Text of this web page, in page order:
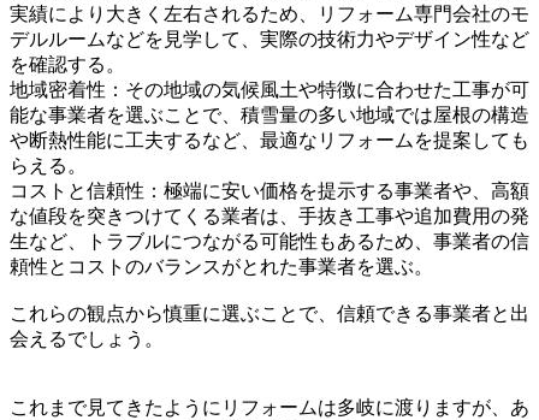
実績により大きく左右されるため、リフォーム専門会社のモ
デルルームなどを見学して、実際の技術力やデザイン性など
を確認する。
地域密着性：その地域の気候風土や特徴に合わせた工事が可
能な事業者を選ぶことで、積雪量の多い地域では屋根の構造
や断熱性能に工夫するなど、最適なリフォームを提案しても
らえる。
コストと信頼性：極端に安い価格を提示する事業者や、高額
な値段を突きつけてくる業者は、手抜き工事や追加費用の発
生など、トラブルにつながる可能性もあるため、事業者の信
頼性とコストのバランスがとれた事業者を選ぶ。
これらの観点から慎重に選ぶことで、信頼できる事業者と出
会えるでしょう。
これまで見てきたようにリフォームは多岐に渡りますが、あ